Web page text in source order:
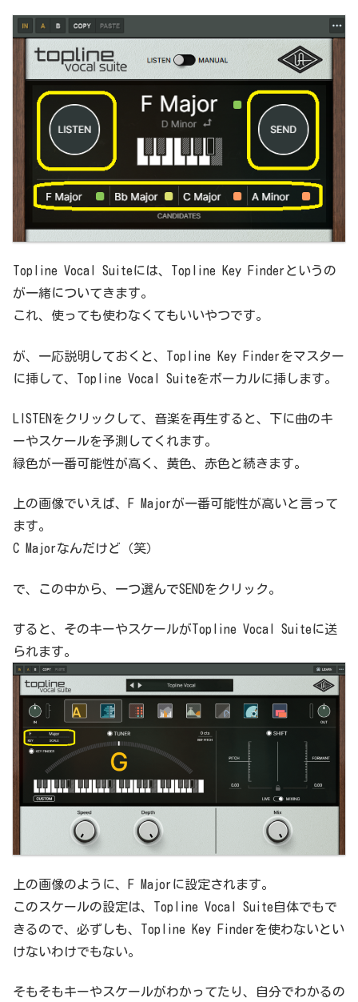
Topline Vocal Suiteには、Topline Key Finderというの
が一緒についてきます。
これ、使っても使わなくてもいいやつです。
が、一応説明しておくと、Topline Key Finderをマスター
に挿して、Topline Vocal Suiteをボーカルに挿します。
LISTENをクリックして、音楽を再生すると、下に曲のキ
ーやスケールを予測してくれます。
緑色が一番可能性が高く、黄色、赤色と続きます。
上の画像でいえば、F Majorが一番可能性が高いと言って
ます。
C Majorなんだけど（笑）
で、この中から、一つ選んでSENDをクリック。
すると、そのキーやスケールがTopline Vocal Suiteに送
られます。
上の画像のように、F Majorに設定されます。
このスケールの設定は、Topline Vocal Suite自体でもで
きるので、必ずしも、Topline Key Finderを使わないとい
けないわけでもない。
そもそもキーやスケールがわかってたり、自分でわかるの